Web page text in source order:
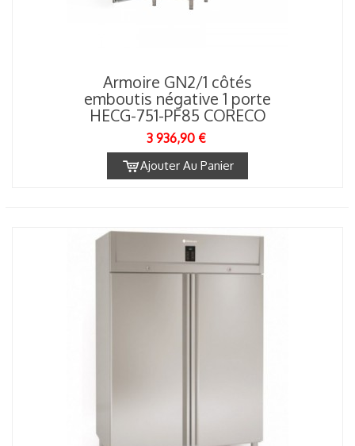
Armoire GN2/1 côtés
emboutis négative 1 porte
HECG-751-PF85 CORECO
3 936,90 €
Ajouter Au Panier